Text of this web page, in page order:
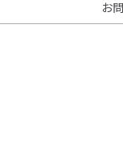
お